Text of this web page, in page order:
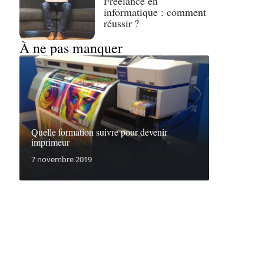
informatique : comment
réussir ?
À ne pas manquer
Quelle formation suivre pour devenir
imprimeur
7 novembre 2019